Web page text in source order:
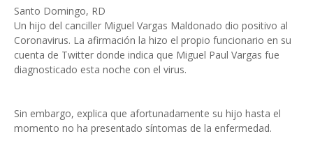
Santo Domingo, RD
Un hijo del canciller Miguel Vargas Maldonado dio positivo al
Coronavirus. La afirmación la hizo el propio funcionario en su
cuenta de Twitter donde indica que Miguel Paul Vargas fue
diagnosticado esta noche con el virus.
Sin embargo, explica que afortunadamente su hijo hasta el
momento no ha presentado síntomas de la enfermedad.